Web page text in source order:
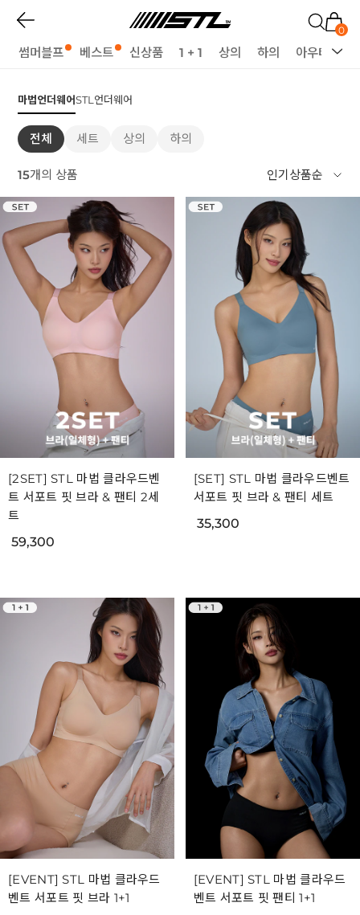
0
썸머블프 베스트 신상품 1 + 1 상의 하의 아우터
마법언더웨어STL언더웨어
전체 세트 상의 하의
15개의 상품
[2SET] STL 마법 클라우드벤
트 서포트 핏 브라 & 팬티 2세
트
59,300
[SET] STL 마법 클라우드벤트
서포트 핏 브라 & 팬티 세트
35,300
[EVENT] STL 마법 클라우드
벤트 서포트 핏 브라 1+1
[EVENT] STL 마법 클라우드
벤트 서포트 핏 팬티 1+1